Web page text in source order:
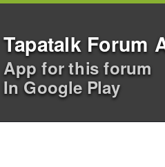
Tapatalk Forum
App for this forum
In Google Play